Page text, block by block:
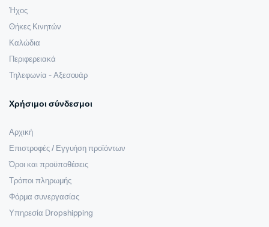
Ήχος
Θήκες Κινητών
Καλώδια
Περιφερειακά
Τηλεφωνία - Αξεσουάρ
Χρήσιμοι σύνδεσμοι
Αρχική
Επιστροφές / Εγγυήση προϊόντων
Όροι και προϋποθέσεις
Τρόποι πληρωμής
Φόρμα συνεργασίας
Υπηρεσία Dropshipping